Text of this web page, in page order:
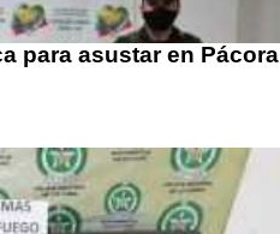
para asustar en Pácora